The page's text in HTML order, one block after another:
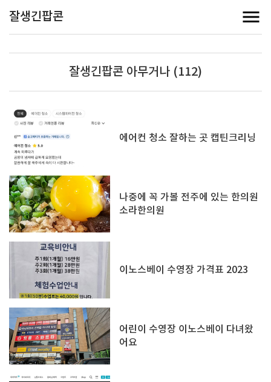
잘생긴팝콘
잘생긴팝콘 아무거나 (112)
에어컨 청소 잘하는 곳 캡틴크리닝
나중에 꼭 가볼 전주에 있는 한의원
소라한의원
이노스베이 수영장 가격표 2023
어린이 수영장 이노스베이 다녀왔
어요